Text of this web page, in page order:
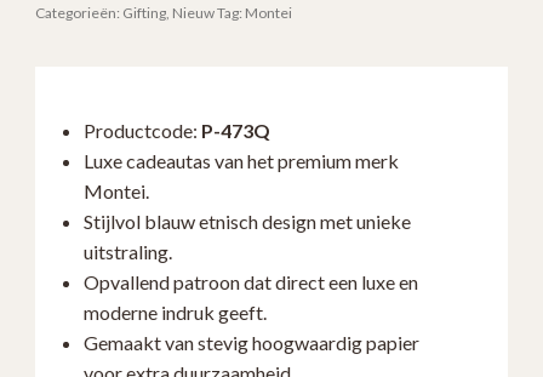
Blue
Premium
Geschenkverpakking
aantal
Categorieën: Gifting NieuwTag: Montei
Productcode: P-473Q
Luxe cadeautas van het premium merk
Montei.
Stijlvol blauw etnisch design met unieke
uitstraling.
Opvallend patroon dat direct een luxe en
moderne indruk geeft.
Gemaakt van stevig hoogwaardig papier